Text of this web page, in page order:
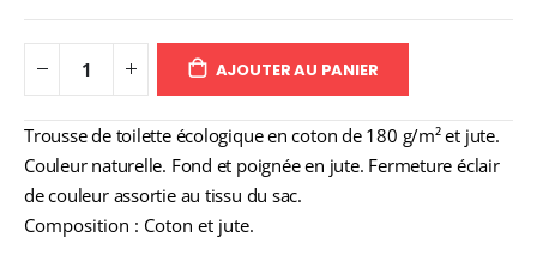
AJOUTER AU PANIER
Trousse de toilette écologique en coton de 180 g/m² et jute.
Couleur naturelle. Fond et poignée en jute. Fermeture éclair
de couleur assortie au tissu du sac.
Composition : Coton et jute.